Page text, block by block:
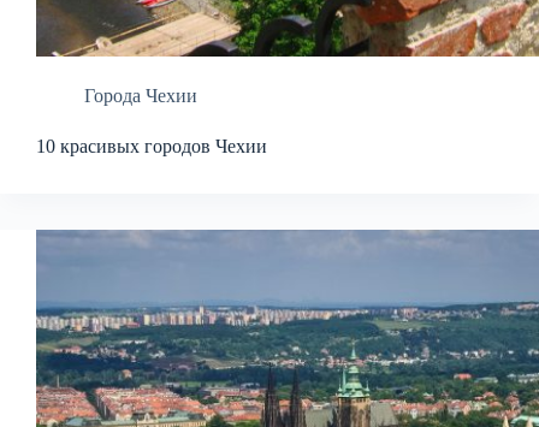
Города Чехии
10 красивых городов Чехии